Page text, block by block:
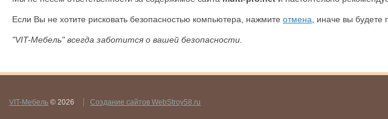
Если Вы не хотите рисковать безопасностью компьютера, нажмите отмена , иначе вы
"VIT-Мебель" всегда заботится о вашей безопасности.
VIT-Мебель © 2026 Создание сайтов WebStroy58.ru